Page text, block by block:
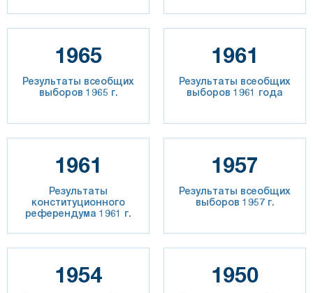
1965
Результаты всеобщих
выборов 1965 г.
1961
Результаты всеобщих
выборов 1961 года
1961
Результаты
конституционного
референдума 1961 г.
1957
Результаты всеобщих
выборов 1957 г.
1954 1950